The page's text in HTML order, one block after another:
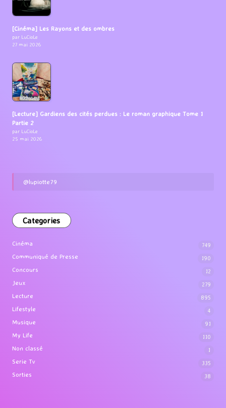
[Cinéma] Les Rayons et des ombres
par LuCioLe
27 mai 2026
[Lecture] Gardiens des cités perdues : Le roman graphique Tome 1
Partie 2
par LuCioLe
25 mai 2026
@lupiotte79
Categories
Cinéma 749
Communiqué de Presse 190
Concours 12
Jeux 279
Lecture 895
Lifestyle 4
Musique 91
My Life 110
Non classé 1
Serie Tv 335
Sorties 38